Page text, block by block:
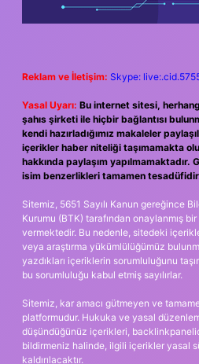
Reklam ve İletişim: Skype:
Yasal Uyarı: Bu internet sitesi,
şahıs şirketi ile hiçbir bağlantısı
kendi hazırladığımız makaleler
içerikler haber niteliği taşımamakta
hakkında paylaşım yapılmamaktadır.
isim benzerlikleri tamamen
Sitemiz, 5651 Sayılı Kanun gereğince
Kurumu (BTK) tarafından onaylanmış
vermektedir. Bu nedenle, sitedeki
veya araştırma yükümlülüğümüz
yazdıkları içeriklerin sorumluluğunu
bu sorumluluğu kabul etmiş sayılırlar.
Sitemiz, kar amacı gütmeyen ve
platformudur. Hukuka ve yasal
düşündüğünüz içerikleri,
bildirmeniz halinde, ilgili içerikler yasal
kaldırılacaktır.